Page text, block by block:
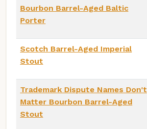
Bourbon Barrel-Aged Baltic
Porter
Scotch Barrel-Aged Imperial
Stout
Trademark Dispute Names Don't
Matter Bourbon Barrel-Aged
Stout